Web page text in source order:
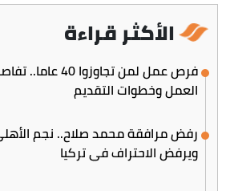
الأكثر قراءة
فرص عمل لمن
العمل وخطوات التقديم
رفض مرافقة محمد صلاح.. نجم
ويرفض الاحتراف في تركيا